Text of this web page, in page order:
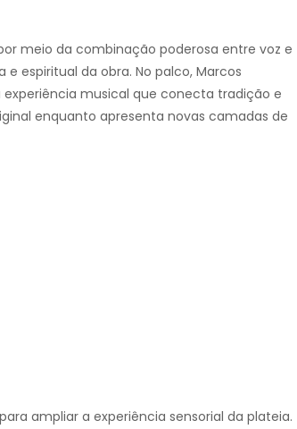
meio da combinação poderosa entre voz e
espiritual da obra. No palco, Marcos
musical que conecta tradição e
enquanto apresenta novas camadas de
ampliar a experiência sensorial da plateia.